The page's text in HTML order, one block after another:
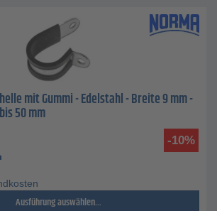
mit Gummi - Edelstahl - Breite 9 mm -
50 mm
-10%
Ausführung auswählen...